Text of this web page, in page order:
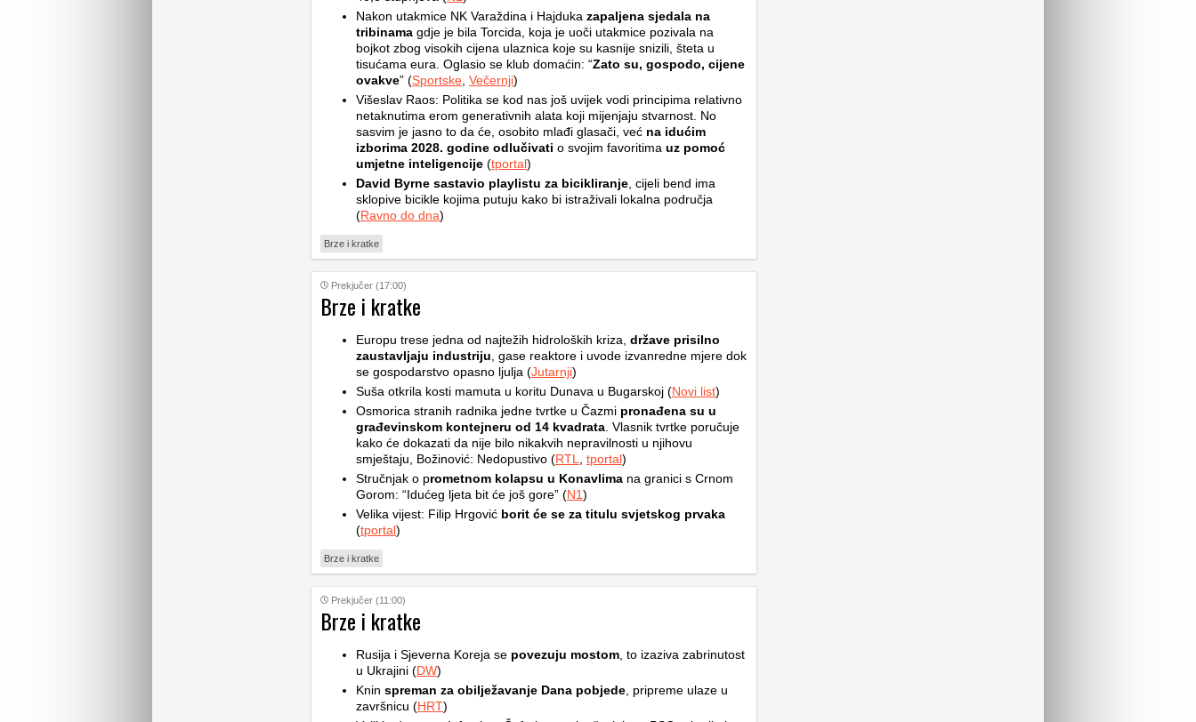
Nakon utakmice NK Varaždina i Hajduka zapaljena sjedala na
tribinama gdje je bila Torcida, koja je uoči utakmice pozivala na
bojkot zbog visokih cijena ulaznica koje su kasnije snizili, šteta u
tisućama eura. Oglasio se klub domaćin: “Zato su, gospodo, cijene
ovakve” (Sportske Večernji)
Višeslav Raos: Politika se kod nas još uvijek vodi principima relativno
netaknutima erom generativnih alata koji mijenjaju stvarnost. No
sasvim je jasno to da će, osobito mlađi glasači, već na idućim
izborima 2028. godine odlučivati o svojim favoritima uz pomoć
umjetne inteligencije (tportal)
David Byrne sastavio playlistu za bicikliranje , cijeli bend ima
sklopive bicikle kojima putuju kako bi istraživali lokalna područja
(Ravno do dna)
Brze i kratke
Prekjučer (17:00)
Brze i kratke
Europu trese jedna od najtežih hidroloških kriza, države prisilno
zaustavljaju industriju , gase reaktore i uvode izvanredne mjere dok
se gospodarstvo opasno ljulja (Jutarnji)
Suša otkrila kosti mamuta u koritu Dunava u Bugarskoj (Novi list)
Osmorica stranih radnika jedne tvrtke u Čazmi pronađena su u
građevinskom kontejneru od 14 kvadrata . Vlasnik tvrtke poručuje
kako će dokazati da nije bilo nikakvih nepravilnosti u njihovu
smještaju, Božinović: Nedopustivo (RTL tportal)
Stručnjak o prometnom kolapsu u Konavlima na granici s Crnom
Gorom: “Idućeg ljeta bit će još gore” (N1)
Velika vijest: Filip Hrgović borit će se za titulu svjetskog prvaka
(tportal)
Brze i kratke
Prekjučer (11:00)
Brze i kratke
Rusija i Sjeverna Koreja se povezuju mostom , to izaziva zabrinutost
u Ukrajini (DW)
Knin spreman za obilježavanje Dana pobjede , pripreme ulaze u
završnicu (HRT)